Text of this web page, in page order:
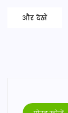
और देखें